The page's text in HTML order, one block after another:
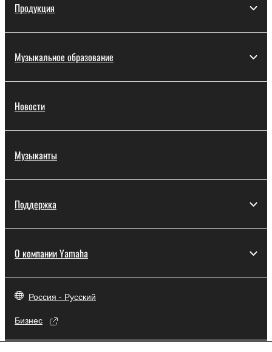
Продукция
Музыкальное образование
Новости
Музыканты
Поддержка
О компании Yamaha
Россия - Русский
Бизнес